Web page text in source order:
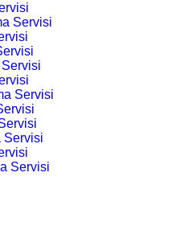
Servisi
Servisi
Servisi
Servisi